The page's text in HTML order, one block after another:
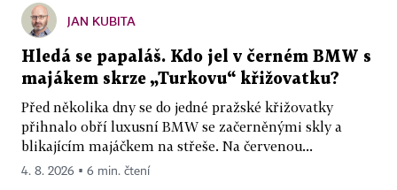
JAN KUBITA
Hledá se papaláš. Kdo jel v černém BMW s
majákem skrze „Turkovu“ křižovatku?
Před několika dny se do jedné pražské křižovatky
přihnalo obří luxusní BMW se začerněnými skly a
blikajícím majáčkem na střeše. Na červenou...
4. 8. 2026 ▪ 6 min. čtení